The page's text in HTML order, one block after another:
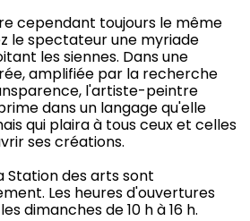
cependant toujours le même
le spectateur une myriade
les siennes. Dans une
amplifiée par la recherche
l'artiste-peintre
dans un langage qu'elle
qui plaira à tous ceux et celles
ses créations.
Station des arts sont
Les heures d'ouvertures
dimanches de 10 h à 16 h.